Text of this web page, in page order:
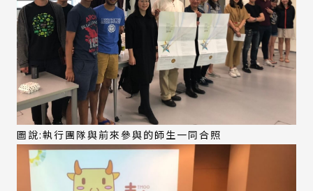
圖說:執行團隊與前來參與的師生一同合照